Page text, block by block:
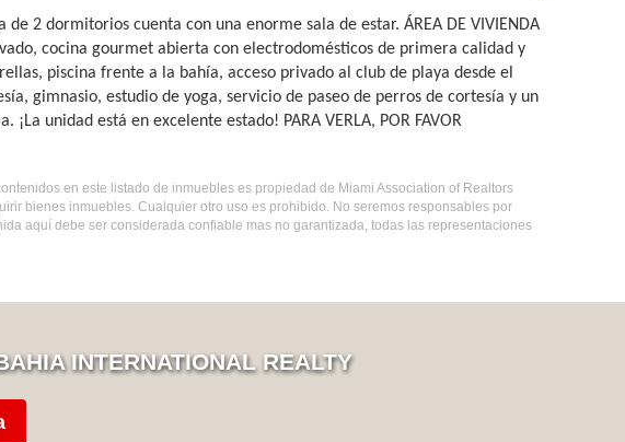
2 dormitorios cuenta con una enorme sala de estar. ÁREA DE VIVIENDA
cocina gourmet abierta con electrodomésticos de primera calidad y
piscina frente a la bahía, acceso privado al club de playa desde el
gimnasio, estudio de yoga, servicio de paseo de perros de cortesía y un
unidad está en excelente estado! PARA VERLA, POR FAVOR
en este listado de inmuebles es propiedad de Miami Association of Realtors
bienes inmuebles. Cualquier otro uso es prohibido. No seremos responsables por
aquí debe ser considerada confiable mas no garantizada, todas las representaciones
INTERNATIONAL REALTY